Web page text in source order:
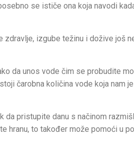
se ističe ona koja navodi
zdravlje, izgube težinu i dožive još
da unos vode čim se probudite
čarobna količina vode koja nam
pristupite danu s načinom
hranu, to također može pomoći u